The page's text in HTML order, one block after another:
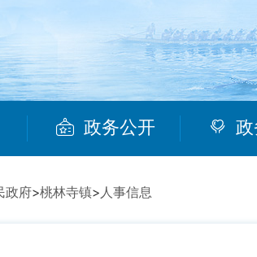
政务公开
政府>桃林寺镇>人事信息